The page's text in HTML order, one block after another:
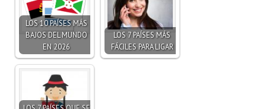
LOS 10 PAÍSES MÁS
BAJOS DEL MUNDO
EN 2026
LOS 7 PAÍSES MÁS
FÁCILES PARA LIGAR